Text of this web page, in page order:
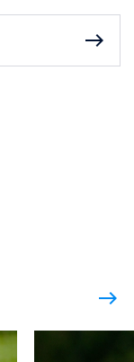
east
east